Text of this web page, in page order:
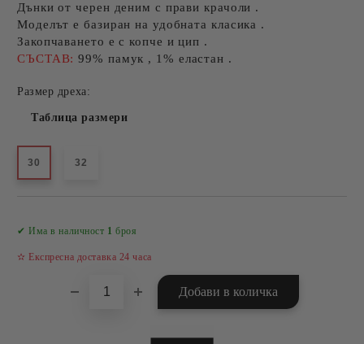
Дънки от черен деним с прави крачоли .
Моделът е базиран на удобната класика .
Закопчаването е с копче и цип .
СЪСТАВ:99% памук , 1% еластан .
Размер дреха:
Таблица размери
30 32
✔ Има в наличност 1 броя
✫ Експресна доставка 24 часа